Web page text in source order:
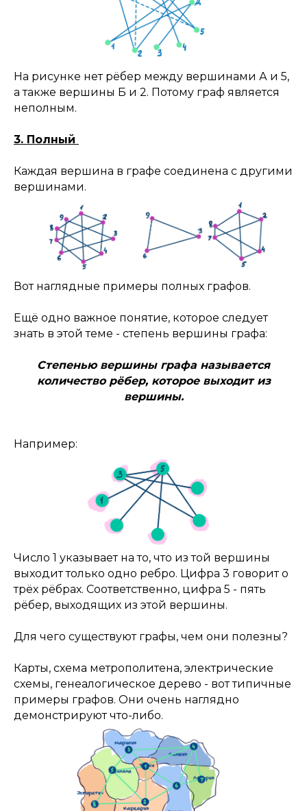
На рисунке нет рёбер между вершинами А и 5,
а также вершины Б и 2. Потому граф является
неполным.
3. Полный
Каждая вершина в графе соединена с другими
вершинами.
Вот наглядные примеры полных графов.
Ещё одно важное понятие, которое следует
знать в этой теме - степень вершины графа:
Степенью вершины графа называется
количество рёбер, которое выходит из
вершины.
Например:
Число 1 указывает на то, что из той вершины
выходит только одно ребро. Цифра 3 говорит о
трёх рёбрах. Соответственно, цифра 5 - пять
рёбер, выходящих из этой вершины.
Для чего существуют графы, чем они полезны?
Карты, схема метрополитена, электрические
схемы, генеалогическое дерево - вот типичные
примеры графов. Они очень наглядно
демонстрируют что-либо.